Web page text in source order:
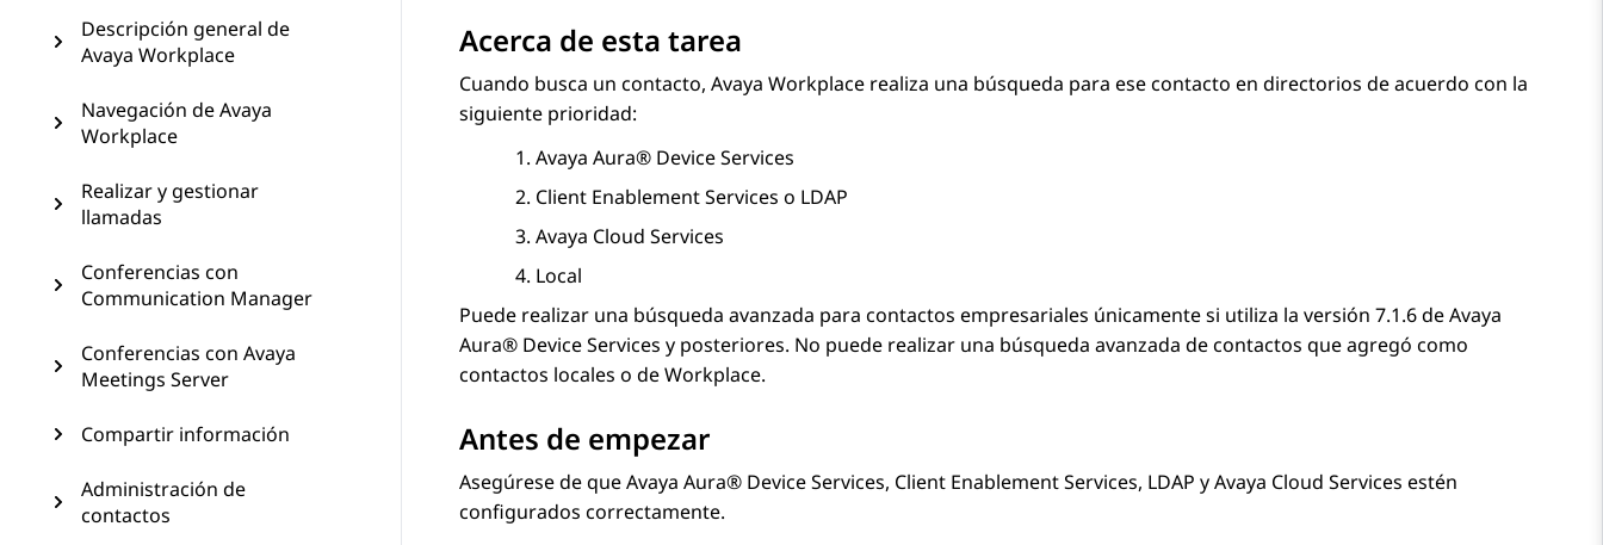
Descripción general de
Avaya Workplace
Navegación de Avaya
Workplace
Realizar y gestionar
llamadas
Conferencias con
Communication Manager
Conferencias con Avaya
Meetings Server
Compartir información
Administración de
contactos
Acerca de esta tarea
Cuando busca un contacto, Avaya Workplace realiza una búsqueda para ese contacto en directorios de acuerdo con la
siguiente prioridad:
Avaya Aura® Device Services
Client Enablement Services o LDAP
Avaya Cloud Services
Local
Puede realizar una búsqueda avanzada para contactos empresariales únicamente si utiliza la versión 7.1.6 deAvaya
Aura® Device Services y posteriores. No puede realizar una búsqueda avanzada de contactos que agregó como
contactos locales o de Workplace.
Antes de empezar
Asegúrese de queAvaya Aura® Device Services, Client Enablement Services, LDAP y Avaya Cloud Services estén
configurados correctamente.